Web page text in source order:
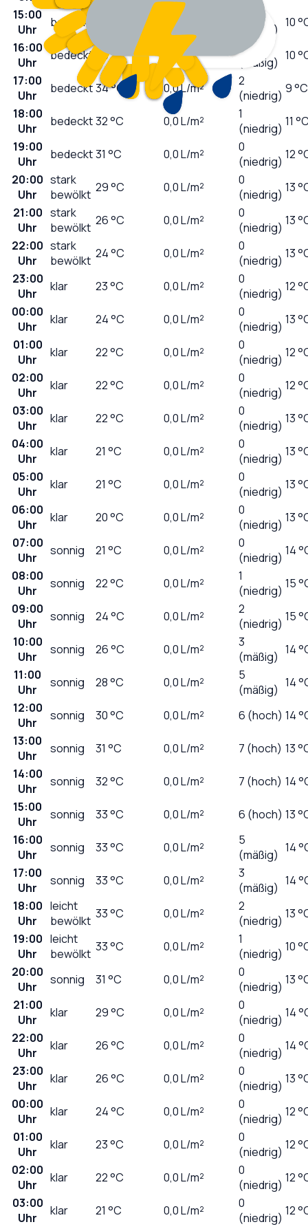
15:00
Uhr
bedeckt 0,0
(mäßig) 10
16:00
Uhr
bedeckt 34°C L/m²
3
(mäßig) 10
17:00
Uhr
bedeckt34°C 0,0L/m²
2
(niedrig) 9 °C
18:00
Uhr
bedeckt32°C 0,0L/m²
1
(niedrig) 11
19:00
Uhr
bedeckt31 °C 0,0L/m²
0
(niedrig) 12
20:00
Uhr
stark
bewölkt 29°C 0,0L/m²
0
(niedrig) 13
21:00
Uhr
stark
bewölkt 26°C 0,0L/m²
0
(niedrig) 13
22:00
Uhr
stark
bewölkt 24°C 0,0L/m²
0
(niedrig) 13
23:00
Uhr
klar 23°C 0,0L/m²
0
(niedrig) 12
00:00
Uhr
klar 24°C 0,0L/m²
0
(niedrig) 13
01:00
Uhr
klar 22°C 0,0L/m²
0
(niedrig) 12
02:00
Uhr
klar 22°C 0,0L/m²
0
(niedrig) 12
03:00
Uhr
klar 22°C 0,0L/m²
0
(niedrig) 13
04:00
Uhr
klar 21 °C 0,0L/m²
0
(niedrig) 13
05:00
Uhr
klar 21 °C 0,0L/m²
0
(niedrig) 13
06:00
Uhr
klar 20°C 0,0L/m²
0
(niedrig) 13
07:00
Uhr
sonnig 21 °C 0,0L/m²
0
(niedrig) 14
08:00
Uhr
sonnig 22°C 0,0L/m²
1
(niedrig) 15
09:00
Uhr
sonnig 24°C 0,0L/m²
2
(niedrig) 15
10:00
Uhr
sonnig 26°C 0,0L/m²
3
(mäßig) 14
11:00
Uhr
sonnig 28°C 0,0L/m²
5
(mäßig) 14
12:00
Uhr
sonnig 30°C 0,0L/m² 6 (hoch) 14
13:00
Uhr
sonnig 31 °C 0,0L/m² 7 (hoch) 13
14:00
Uhr
sonnig 32°C 0,0L/m² 7 (hoch) 14
15:00
Uhr
sonnig 33°C 0,0L/m² 6 (hoch) 13
16:00
Uhr
sonnig 33°C 0,0L/m²
5
(mäßig) 14
17:00
Uhr
sonnig 33°C 0,0L/m²
3
(mäßig) 14
18:00
Uhr
leicht
bewölkt 33°C 0,0L/m²
2
(niedrig) 13
19:00
Uhr
leicht
bewölkt 33°C 0,0L/m²
1
(niedrig) 10
20:00
Uhr
sonnig 31 °C 0,0L/m²
0
(niedrig) 13
21:00
Uhr
klar 29°C 0,0L/m²
0
(niedrig) 14
22:00
Uhr
klar 26°C 0,0L/m²
0
(niedrig) 14
23:00
Uhr
klar 26°C 0,0L/m²
0
(niedrig) 13
00:00
Uhr
klar 24°C 0,0L/m²
0
(niedrig) 12
01:00
Uhr
klar 23°C 0,0L/m²
0
(niedrig) 12
02:00
Uhr
klar 22°C 0,0L/m²
0
(niedrig) 12
03:00
Uhr
klar 21 °C 0,0L/m²
0
(niedrig) 12